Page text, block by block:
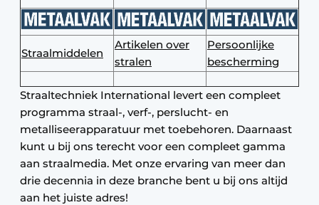
Straalmiddelen
Artikelen over
stralen
Persoonlijke
bescherming
Straaltechniek International levert een compleet
programma straal-, verf-, perslucht- en
metalliseerapparatuur met toebehoren. Daarnaast
kunt u bij ons terecht voor een compleet gamma
aan straalmedia. Met onze ervaring van meer dan
drie decennia in deze branche bent u bij ons altijd
aan het juiste adres!